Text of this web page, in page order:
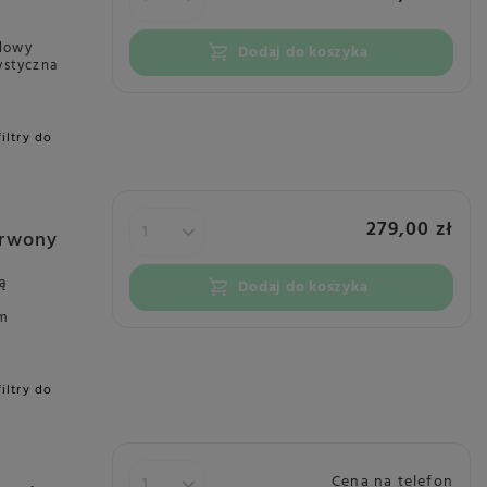
do
Dodaj do koszyka
do
279,00 zł
Dodaj do koszyka
Cena na telefon